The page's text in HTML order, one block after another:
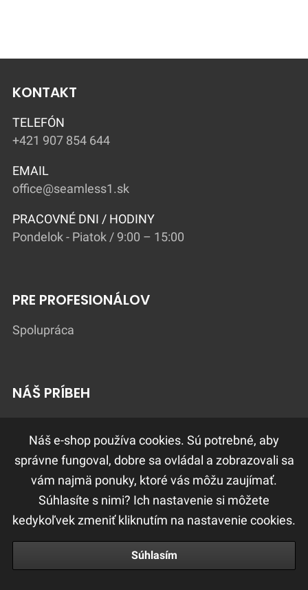
KONTAKT
TELEFÓN
+421 907 854 644
EMAIL
office@seamless1.sk
PRACOVNÉ DNI / HODINY
Pondelok - Piatok / 9:00 – 15:00
PRE PROFESIONÁLOV
Spolupráca
NÁŠ PRÍBEH
DÔLEŽITÉ ODKAZY
Ochrana osobných údajov
Obchodné a reklamačné podmienky
Náš e-shop používa cookies. Sú potrebné, aby
správne fungoval, dobre sa ovládal a zobrazovali sa
vám najmä ponuky, ktoré vás môžu zaujímať.
Súhlasíte s nimi? Ich nastavenie si môžete
kedykoľvek zmeniť kliknutím na nastavenie cookies.
Súhlasím